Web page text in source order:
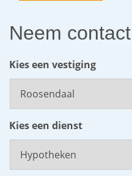
Neem
Kies een vestiging
Kies een dienst